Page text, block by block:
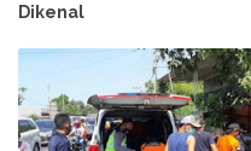
Dikenal